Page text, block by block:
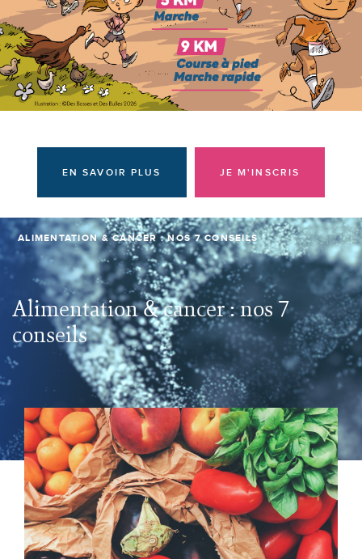
Actualités
Prendre rendez-vous
EN SAVOIR PLUS JE M'INSCRIS
ALIMENTATION & CANCER : NOS 7 CONSEILS
Alimentation & cancer : nos 7
conseils